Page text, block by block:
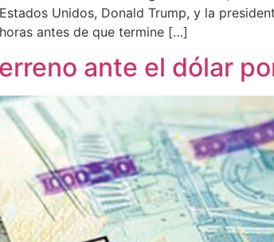
Unidos, Donald Trump, y la
antes de que termine […]
ante el dólar